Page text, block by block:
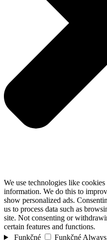
We use technologies like
information. We do this to
show personalized ads.
us to process data such as
site. Not consenting or
certain features and functions.
Funkčné
Funkčné